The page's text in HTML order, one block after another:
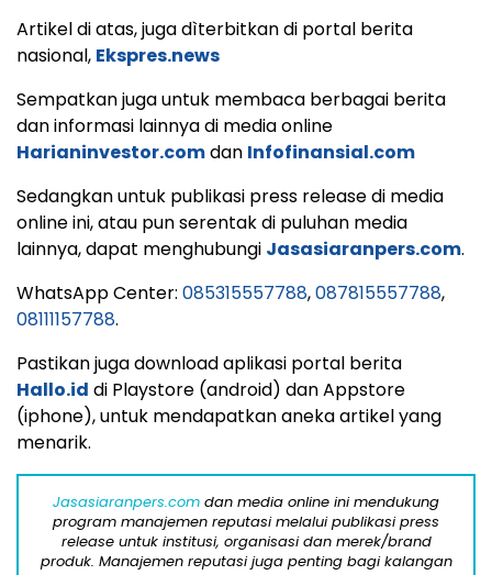
Artikel di atas, juga dìterbitkan di portal berita
nasional, Ekspres.news
Sempatkan juga untuk membaca berbagai berita
dan informasi lainnya di media online
Harianinvestor.comdan Infofinansial.com
Sedangkan untuk publikasi press release di media
online ini, atau pun serentak di puluhan media
lainnya, dapat menghubungi Jasasiaranpers.com.
WhatsApp Center: 085315557788,087815557788,
08111157788.
Pastikan juga download aplikasi portal berita
Hallo.id di Playstore (android) dan Appstore
(iphone), untuk mendapatkan aneka artikel yang
menarik.
Jasasiaranpers.com dan media online ini mendukung
program manajemen reputasi melalui publikasi press
release untuk institusi, organisasi dan merek/brand
produk. Manajemen reputasi juga penting bagi kalangan